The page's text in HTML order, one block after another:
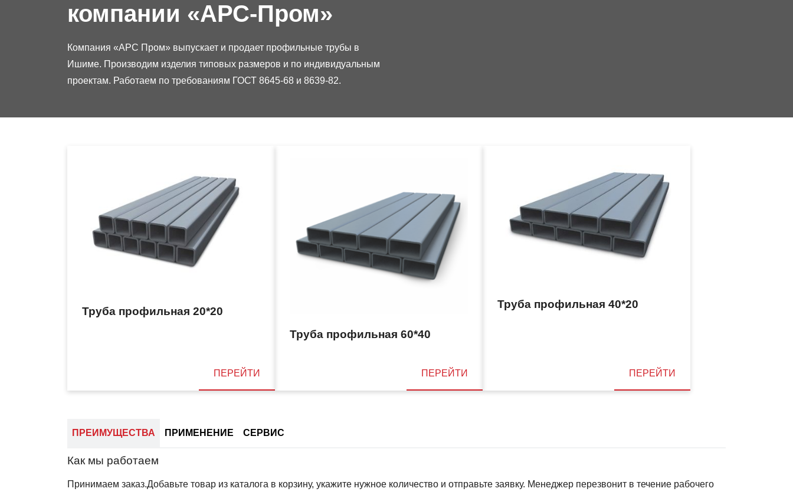
компании «АРС-Пром»
Компания «АРС Пром» выпускает и продает профильные трубы в
Ишиме. Производим изделия типовых размеров и по индивидуальным
проектам. Работаем по требованиям ГОСТ 8645-68 и 8639-82.
Труба профильная 20*20
ПЕРЕЙТИ
Труба профильная 60*40
ПЕРЕЙТИ
Труба профильная 40*20
ПЕРЕЙТИ
ПРЕИМУЩЕСТВА ПРИМЕНЕНИЕ СЕРВИС
Как мы работаем
Принимаем заказ.Добавьте товар из каталога в корзину, укажите нужное количество и отправьте заявку. Менеджер перезвонит в течение рабочего